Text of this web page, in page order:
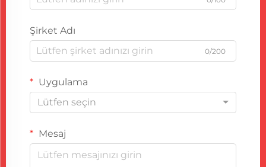
Şirket Adı
0/200
Uygulama
Lütfen seçin
Mesaj